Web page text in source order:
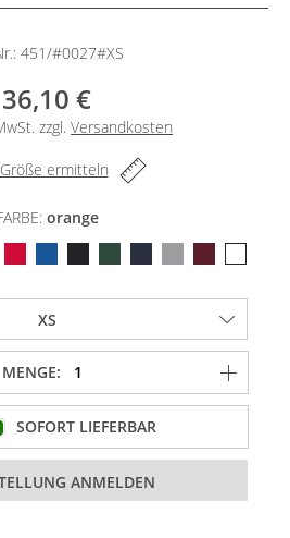
451/#0027#XS
36,10 €
zzgl. Versandkosten
ermitteln
orange
MENGE:
SOFORT LIEFERBAR